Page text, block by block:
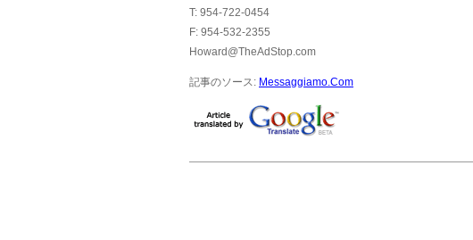
T: 954-722-0454
F: 954-532-2355
Howard@TheAdStop.com
記事のソース: Messaggiamo.Com